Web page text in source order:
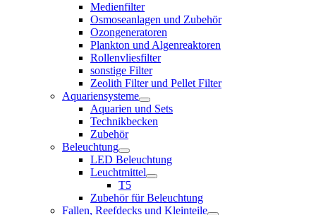
Medienfilter
Osmoseanlagen und Zubehör
Ozongeneratoren
Plankton und Algenreaktoren
Rollenvliesfilter
sonstige Filter
Zeolith Filter und Pellet Filter
Aquariensysteme
Aquarien und Sets
Technikbecken
Zubehör
Beleuchtung
LED Beleuchtung
Leuchtmittel
T5
Zubehör für Beleuchtung
Fallen, Reefdecks und Kleinteile